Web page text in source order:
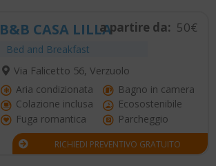
B&B CASA LILLA
Bed and Breakfast
a partire da: 50€
Via Falicetto 56, Verzuolo
Aria condizionata
Bagno in camera
Colazione inclusa
Ecosostenibile
Fuga romantica
Parcheggio
RICHIEDI PREVENTIVO GRATUITO